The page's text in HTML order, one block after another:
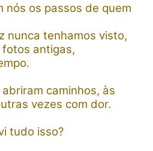
nós os passos de quem
nunca tenhamos visto,
antigas,
caminhos, às
vezes com dor.
tudo isso?